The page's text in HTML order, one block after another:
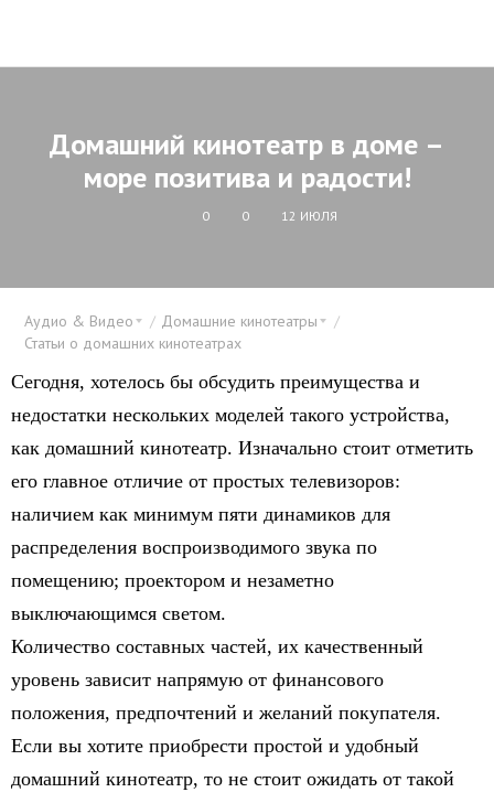
Домашний кинотеатр в доме –
море позитива и радости!
0 0 12 ИЮЛЯ
Аудио & Видео
Домашние кинотеатры
Статьи о домашних кинотеатрах
Сегодня, хотелось бы обсудить преимущества и
недостатки нескольких моделей такого устройства,
как домашний кинотеатр. Изначально стоит отметить
его главное отличие от простых телевизоров:
наличием как минимум пяти динамиков для
распределения воспроизводимого звука по
помещению; проектором и незаметно
выключающимся светом.
Количество составных частей, их качественный
уровень зависит напрямую от финансового
положения, предпочтений и желаний покупателя.
Если вы хотите приобрести простой и удобный
домашний кинотеатр, то не стоит ожидать от такой